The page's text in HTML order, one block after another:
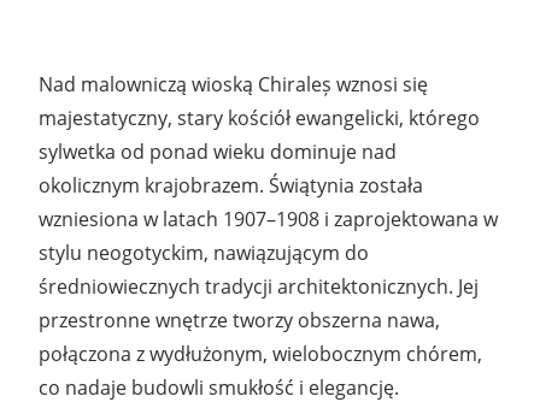
Nad malowniczą wioską Chiraleș wznosi się
majestatyczny, stary kościół ewangelicki, którego
sylwetka od ponad wieku dominuje nad
okolicznym krajobrazem. Świątynia została
wzniesiona w latach 1907–1908 i zaprojektowana w
stylu neogotyckim, nawiązującym do
średniowiecznych tradycji architektonicznych. Jej
przestronne wnętrze tworzy obszerna nawa,
połączona z wydłużonym, wielobocznym chórem,
co nadaje budowli smukłość i elegancję.